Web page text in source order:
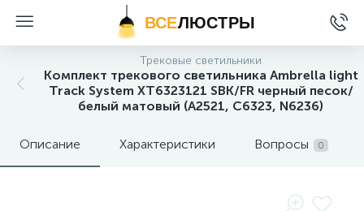
ВСЕЛЮСТРЫ
Трековые светильники
Комплект трекового светильника Ambrella light
Track System XT6323121 SBK/FR черный песок/
белый матовый (A2521, C6323, N6236)
Описание Характеристики Вопросы 0